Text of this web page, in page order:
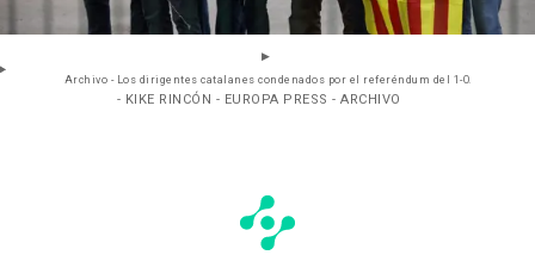
Archivo - Los dirigentes catalanes condenados por el referéndum del 1-O.
- KIKE RINCÓN - EUROPA PRESS - ARCHIVO